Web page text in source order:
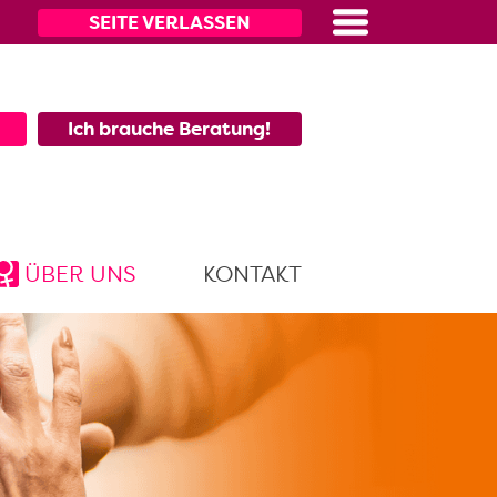
SEITE VERLASSEN
Ich brauche Beratung!
ÜBER UNS KONTAKT